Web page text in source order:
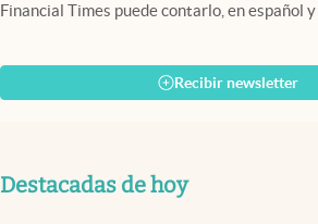
Financial Times puede contarlo, en español
Recibir newsletter
Destacadas de hoy